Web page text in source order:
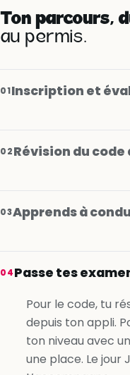
Ton parcours,
au permis.
01Inscription et
02Révision du
03Apprends à
Je m’inscris
04Passe tes
Pour le code, tu
depuis ton appli.
ton niveau avec
une place. Le jour